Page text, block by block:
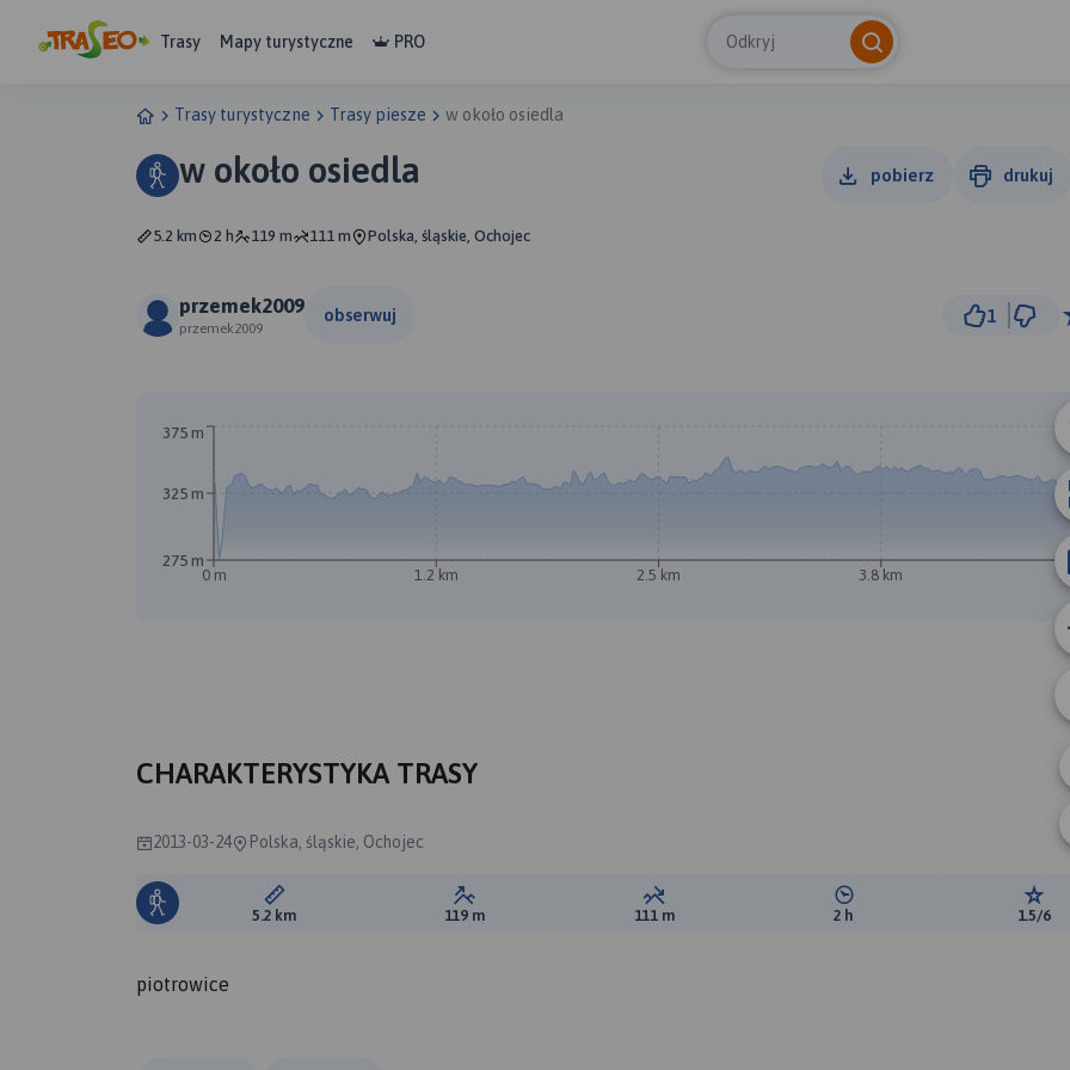
Trasy Mapy turystyczne PRO Odkryj
Trasy turystyczne Trasy piesze w około osiedla
w około osiedla pobierz drukuj
5.2 km 2 h 119 m 111 m Polska, śląskie, Ochojec
przemek2009
przemek2009
obserwuj 1
B
300 m
0 m 1.2 km 2.5 km 3.8 km
275 m
325 m
375 m
CHARAKTERYSTYKA TRASY
2013-03-24 Polska, śląskie, Ochojec
Długość trasy:
5.2 km Suma przewyższeń:
119 m Suma spadków:
111 m Średni czas potrzebny na
2 h 1.5/6
piotrowice